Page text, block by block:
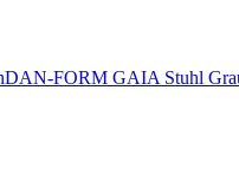
DAN-FORM GAIA Stuhl